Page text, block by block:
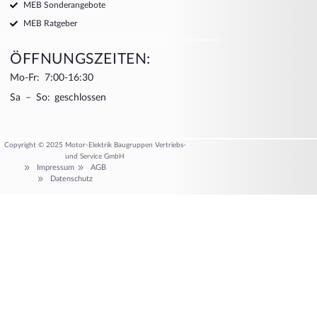
MEB Sonderangebote
MEB Ratgeber
ÖFFNUNGSZEITEN:
Mo-Fr: 7:00-16:30
Sa – So: geschlossen
Copyright © 2025 Motor-Elektrik Baugruppen Vertriebs-
und Service GmbH
Impressum
AGB
Datenschutz